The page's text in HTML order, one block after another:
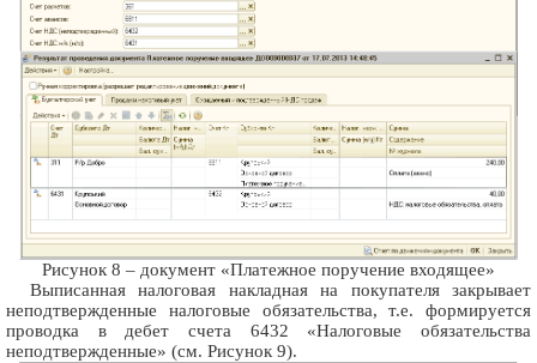
Рисунок 8 – документ «Платежное поручение входящее»
Выписанная налоговая накладная на покупателя закрывает
неподтвержденные налоговые обязательства, т.е. формируется
проводка в дебет счета 6432 «Налоговые обязательства
неподтвержденные» (см. Рисунок 9).